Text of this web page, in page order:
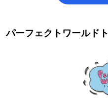
パーフェクトワールド